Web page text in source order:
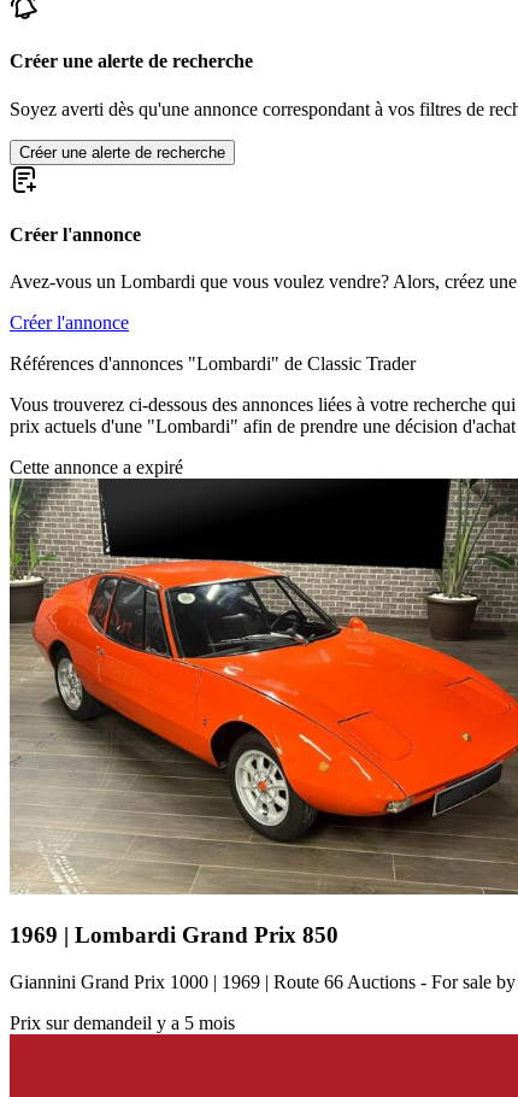
Créer une alerte de recherche
Soyez averti dès qu'une annonce correspondant à vos filtres de
Créer une alerte de recherche
Créer l'annonce
Avez-vous un Lombardi que vous voulez vendre? Alors, créez
Créer l'annonce
Références d'annonces "Lombardi" de Classic Trader
Vous trouverez ci-dessous des annonces liées à votre recherche
prix actuels d'une "Lombardi" afin de prendre une décision d'achat
Cette annonce a expiré
1969 | Lombardi Grand Prix 850
Giannini Grand Prix 1000 | 1969 | Route 66 Auctions - For sale
Prix sur demandeil y a 5 mois